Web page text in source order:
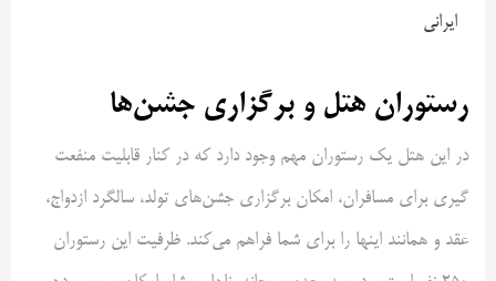
ایرانی
رستوران هتل و برگزاری جشن‌ها
در این هتل یک رستوران مهم وجود دارد که در کنار قابلیت منفعت
گیری برای مسافران، امکان برگزاری جشن‌های تولد، سالگرد ازدواج،
عقد و همانند اینها را برای شما فراهم می‌کند. ظرفیت این رستوران